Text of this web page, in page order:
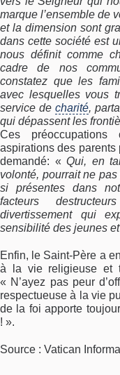
marque l’ensemble de
et la dimension sont
dans cette société est
nous définit comme
cadre de nos
constatez que les
avec lesquelles vous
service de charité,
qui dépassent les
Ces
aspirations des parents
demandé: « Qui, en
volonté, pourrait ne
si présentes dans
facteurs
divertissement qui
sensibilité des jeunes
Enfin, le Saint-Père a
à la vie religieuse et
« N’ayez pas peur
respectueuse à la vie
de la foi apporte
! ».
Source : Vatican